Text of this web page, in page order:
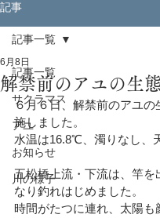
記事
記事一覧
サクラマス
アユ
お知らせ
川の様子
記事一覧
解禁前のアユの生
6月8日
６月６日、解禁前のアユの
施しました。
水温は16.8℃、濁りなし、
五松橋上流・下流は、竿を
なり釣れはじめました。
時間がたつに連れ、太陽も